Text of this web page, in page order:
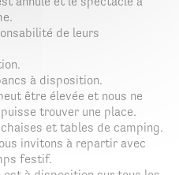
de leurs
à disposition.
être élevée et nous ne
trouver une place.
et tables de camping.
invitons à repartir avec
festif.